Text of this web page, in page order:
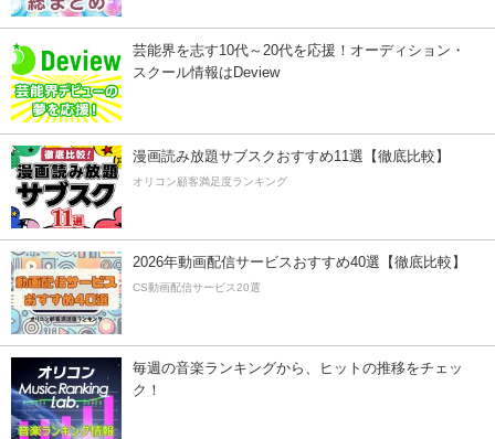
芸能界を志す10代～20代を応援！オーディション・
スクール情報はDeview
漫画読み放題サブスクおすすめ11選【徹底比較】
オリコン顧客満足度ランキング
2026年動画配信サービスおすすめ40選【徹底比較】
CS動画配信サービス20選
毎週の音楽ランキングから、ヒットの推移をチェッ
ク！